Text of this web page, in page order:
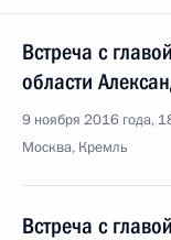
Встреча с
области
9 ноября 2016 года,
Москва, Кремль
Встреча с